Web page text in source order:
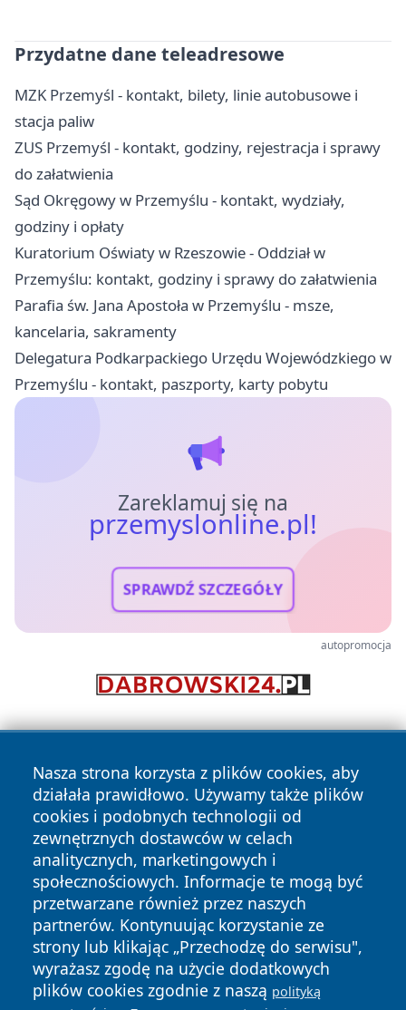
Przydatne dane teleadresowe
MZK Przemyśl - kontakt, bilety, linie autobusowe i
stacja paliw
ZUS Przemyśl - kontakt, godziny, rejestracja i sprawy
do załatwienia
Sąd Okręgowy w Przemyślu - kontakt, wydziały,
godziny i opłaty
Kuratorium Oświaty w Rzeszowie - Oddział w
Przemyślu: kontakt, godziny i sprawy do załatwienia
Parafia św. Jana Apostoła w Przemyślu - msze,
kancelaria, sakramenty
Delegatura Podkarpackiego Urzędu Wojewódzkiego w
Przemyślu - kontakt, paszporty, karty pobytu
Zareklamuj się na
przemyslonline.pl!
SPRAWDŹ SZCZEGÓŁY
autopromocja
Nasza strona korzysta z plików cookies, aby
działała prawidłowo. Używamy także plików
cookies i podobnych technologii od
zewnętrznych dostawców w celach
analitycznych, marketingowych i
społecznościowych. Informacje te mogą być
przetwarzane również przez naszych
partnerów. Kontynuując korzystanie ze
strony lub klikając „Przechodzę do serwisu",
wyrażasz zgodę na użycie dodatkowych
plików cookies zgodnie z naszą polityką
Copyright © 2026 przemyslonline.pl Wszystkie prawa
zastrzeżone.
News Autorzy
Polityka
Prywatności
Polityka
Cookies